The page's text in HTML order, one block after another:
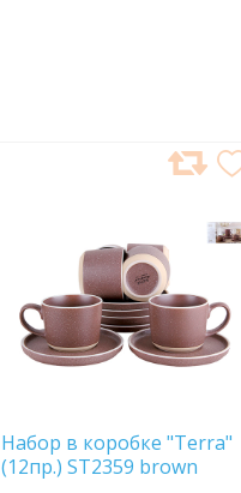
Набор в коробке "Terra"
(12пр.) ST2359 brown